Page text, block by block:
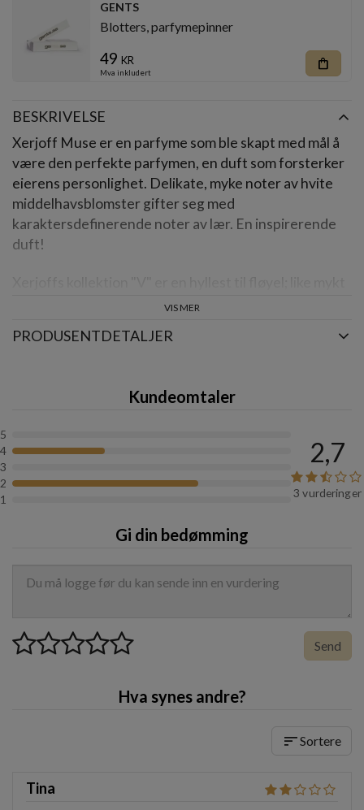
GENTS
Blotters, parfymepinner
49 kr
Mva inkludert
shopping_bag
BESKRIVELSE
Xerjoff Muse er en parfyme som ble skapt med mål å
være den perfekte parfymen, en duft som forsterker
eierens personlighet. Delikate, myke noter av hvite
middelhavsblomster gifter seg med
karaktersdefinerende noter av lær. En inspirerende
duft!
Med denne prøven kan du teste duften ved flere
VIS MER
PRODUSENTDETALJER
Kundeomtaler
5
4
3
2
1
2,7
3 vurderinger
Gi din bedømming
Send
Hva synes andre?
sortSortere
Tina